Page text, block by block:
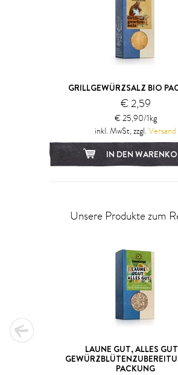
GRILLGEWÜRZSALZ BIO
€ 2,59
€ 25,90/1kg
inkl. MwSt, zzgl. Versand
IN DEN
Unsere Produkte zum
LAUNE GUT, ALLES
PACKUNG